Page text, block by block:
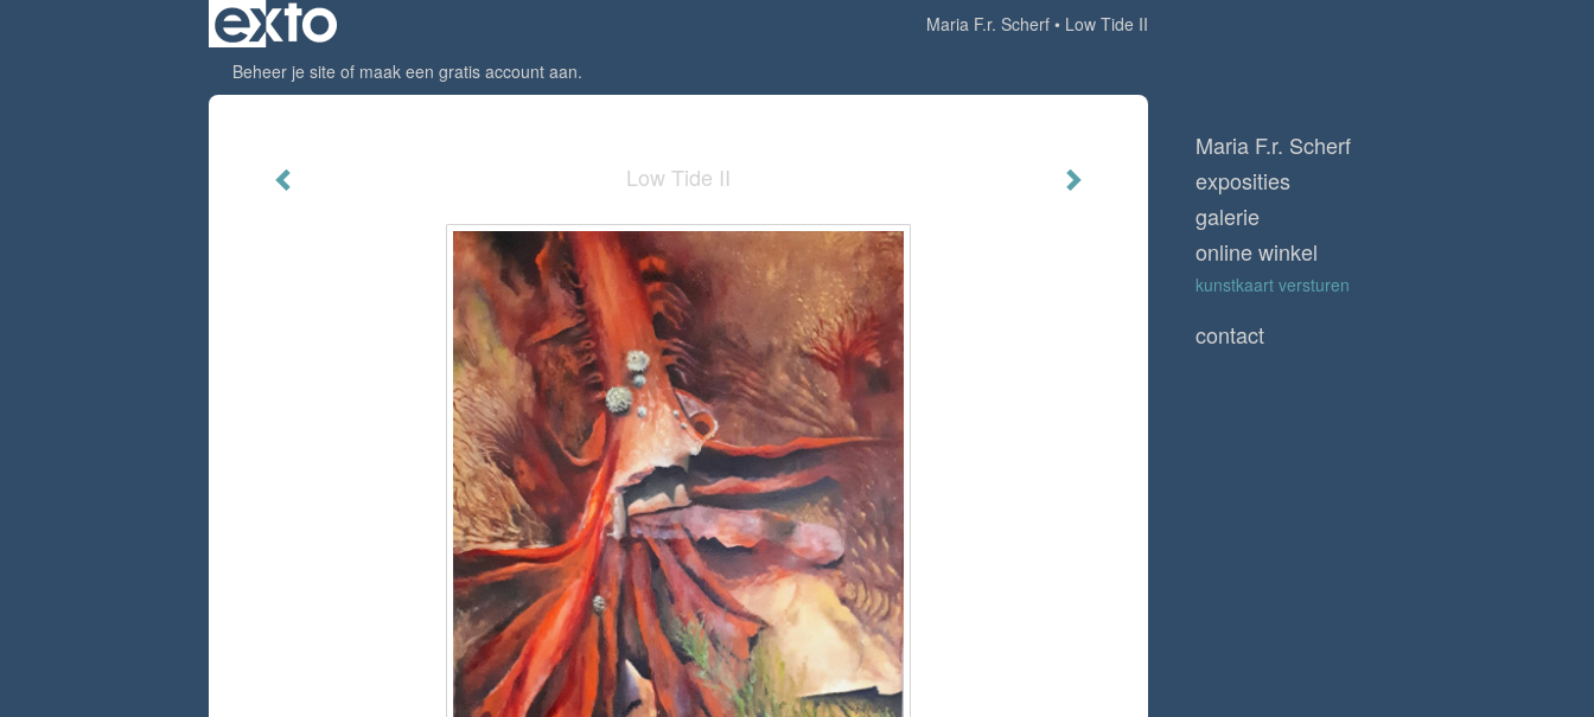
Maria F.r. Scherf
Low Tide II
Beheer je site of maak een gratis account aan.
Low Tide II
Maria F.r. Scherf
exposities
galerie
online winkel
kunstkaart versturen
contact